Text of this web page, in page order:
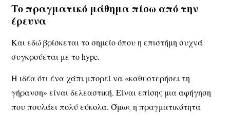
Το πραγματικό μάθημα πίσω από την
έρευνα
Και εδώ βρίσκεται το σημείο όπου η επιστήμη συχνά
συγκρούεται με το hype.
Η ιδέα ότι ένα χάπι μπορεί να «καθυστερήσει τη
γήρανση» είναι δελεαστική. Είναι επίσης μια αφήγηση
που πουλάει πολύ εύκολα. Όμως η πραγματικότητα